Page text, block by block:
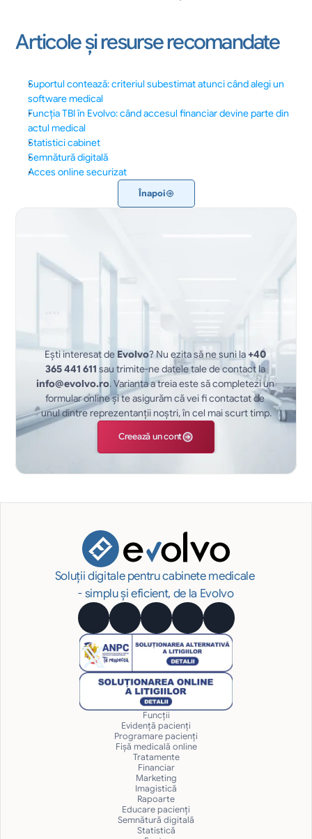
Articole și resurse recomandate
Suportul contează: criteriul subestimat atunci când alegi un
software medical
Funcția TBI în Evolvo: când accesul financiar devine parte din
actul medical
Statistici cabinet
Semnătură digitală
Acces online securizat
Înapoi
Ești interesat de Evolvo? Nu ezita să ne suni la +40
365 441 611
sau trimite-ne datele tale de contact la
info@evolvo.ro. Varianta a treia este să completezi un
formular online și te asigurăm că vei fi contactat de
unul dintre reprezentanții noștri, în cel mai scurt timp.
Creează un cont
Soluții digitale pentru cabinete medicale
- simplu și eficient, de la Evolvo
Funcții
Evidență pacienți
Programare pacienți
Fișă medicală online
Tratamente
Financiar
Marketing
Imagistică
Rapoarte
Educare pacienți
Semnătură digitală
Statistică